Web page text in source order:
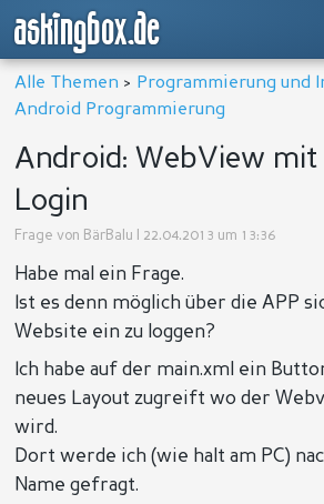
askingbox.de
Alle Themen > Programmierung und
Android Programmierung
Android: WebView mit
Login
Frage von BärBalu | 22.04.2013 um 13:36
Habe mal ein Frage.
Ist es denn möglich über die APP
Website ein zu loggen?
Ich habe auf der main.xml ein
neues Layout zugreift wo der
wird.
Dort werde ich (wie halt am PC)
Name gefragt.